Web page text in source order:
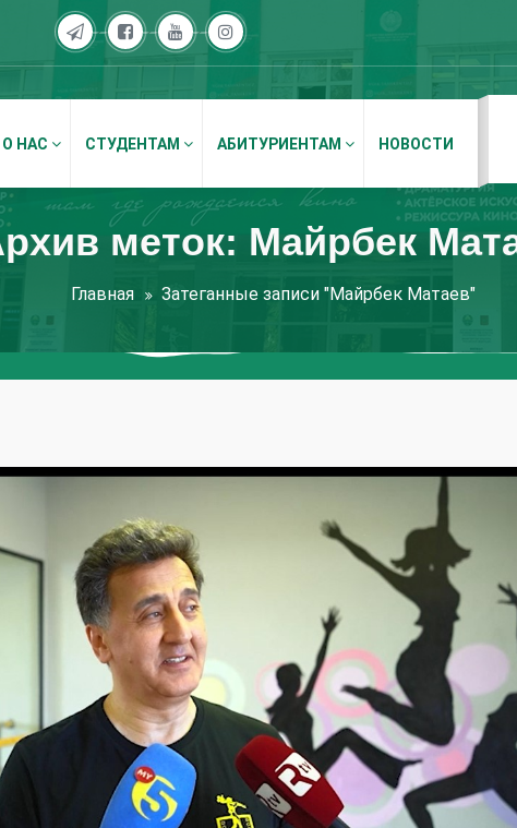
О НАС СТУДЕНТАМ АБИТУРИЕНТАМ НОВОСТИ
меток: Майрбек
Главная Затеганные записи "Майрбек Матаев"